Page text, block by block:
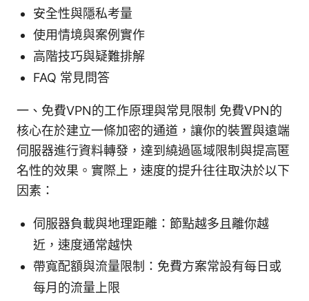
安全性與隱私考量
使用情境與案例實作
高階技巧與疑難排解
FAQ 常見問答
一、免費VPN的工作原理與常見限制 免費VPN的
核心在於建立一條加密的通道，讓你的裝置與遠端
伺服器進行資料轉發，達到繞過區域限制與提高匿
名性的效果。實際上，速度的提升往往取決於以下
因素：
伺服器負載與地理距離：節點越多且離你越
近，速度通常越快
帶寬配額與流量限制：免費方案常設有每日或
每月的流量上限